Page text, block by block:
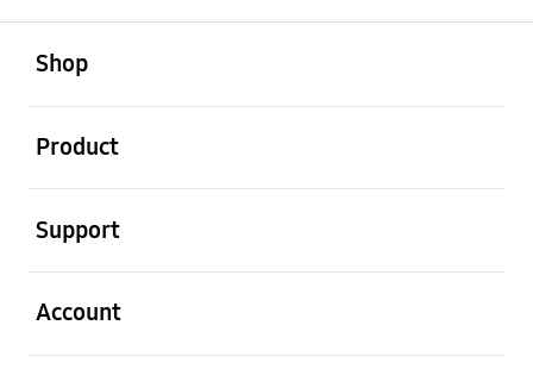
Shop
Product
Support
Account